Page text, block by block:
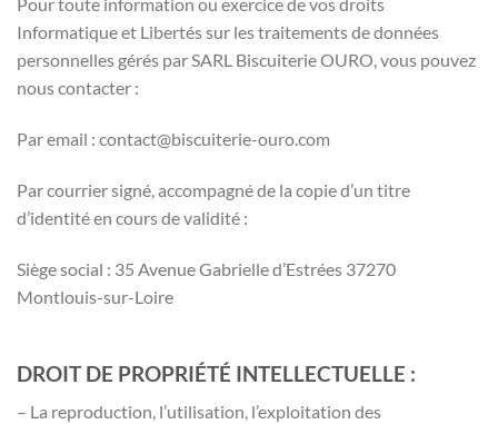
Pour toute information ou exercice de vos droits
Informatique et Libertés sur les traitements de données
personnelles gérés par SARL Biscuiterie OURO, vous pouvez
nous contacter :
Par email : contact@biscuiterie-ouro.com
Par courrier signé, accompagné de la copie d’un titre
d’identité en cours de validité :
Siège social : 35 Avenue Gabrielle d’Estrées 37270
Montlouis-sur-Loire
DROIT DE PROPRIÉTÉ INTELLECTUELLE :
– La reproduction, l’utilisation, l’exploitation des